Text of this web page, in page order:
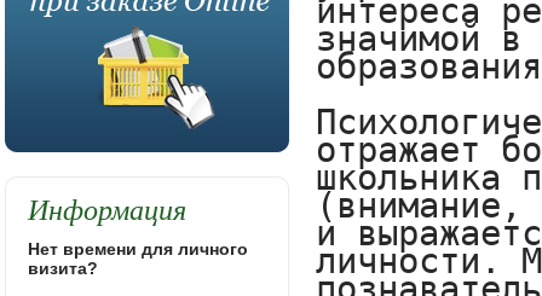
Информация
Нет времени для личного
визита?